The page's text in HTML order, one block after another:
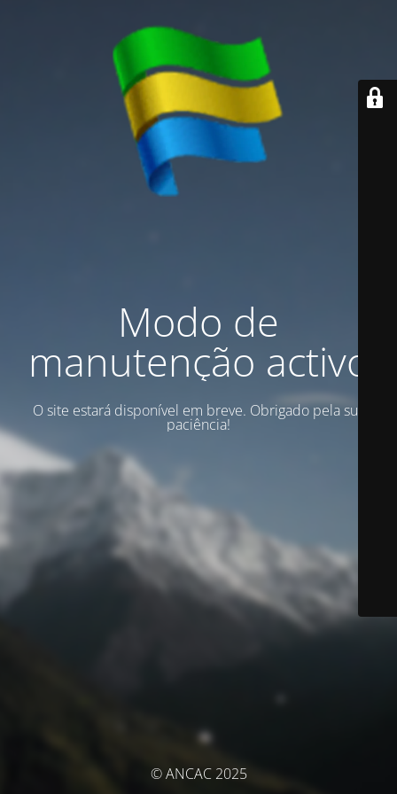
Modo de
manutenção activo
O site estará disponível em breve. Obrigado pela sua
paciência!
© ANCAC 2025